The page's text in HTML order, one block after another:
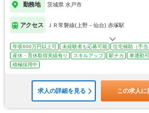
勤務地 茨城県 水戸市
アクセス ＪＲ常磐線(上野－仙台) 赤塚駅
年収600万円以上可 未経験者も応募可能
住宅補助（手当
産休・育休取得実績有り
スキルアップ 駅チカ 車通勤可
積極採用中
求人の詳細を見る この求人に